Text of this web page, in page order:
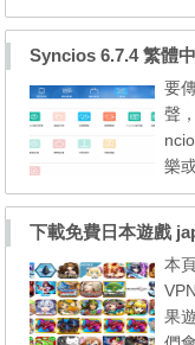
的
現
將
下
寶
現
要
聲
樂
和
要
S
下載免費日本遊戲
本
果